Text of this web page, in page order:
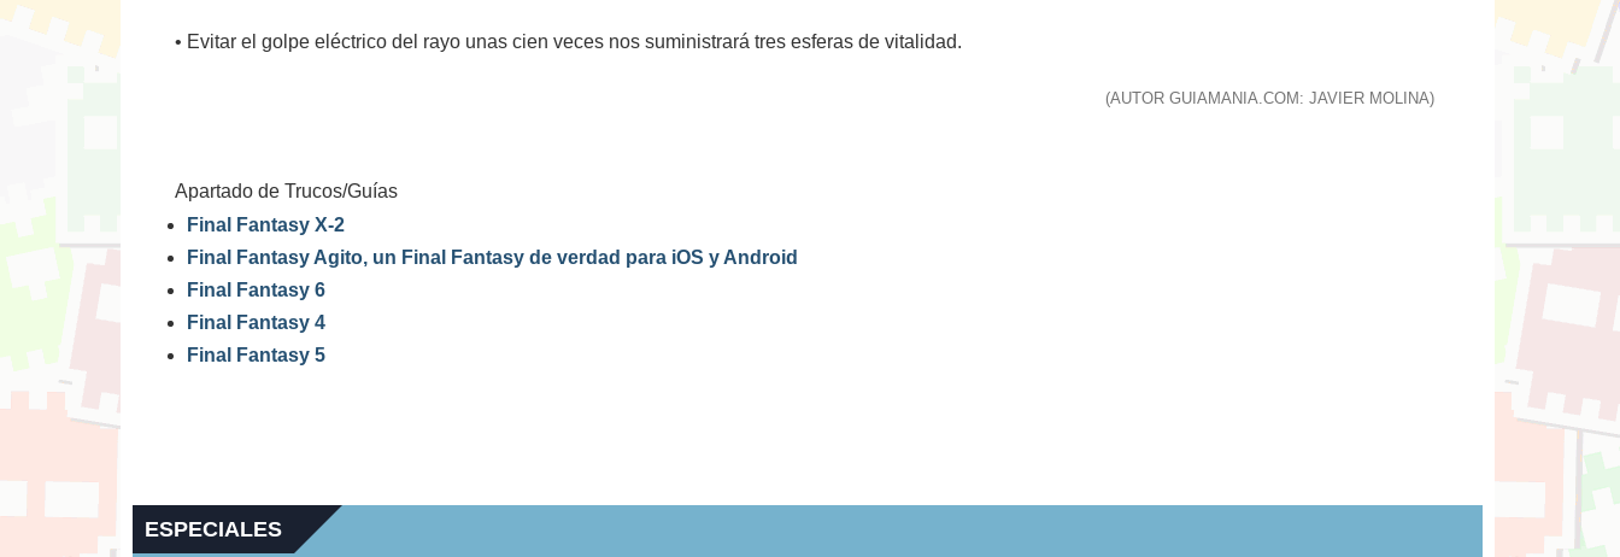
• Evitar el golpe eléctrico del rayo unas cien veces nos suministrará tres esferas de vitalidad.
(AUTOR GUIAMANIA.COM: JAVIER MOLINA)
Apartado de Trucos/Guías
Final Fantasy X-2
Final Fantasy Agito, un Final Fantasy de verdad para iOS y Android
Final Fantasy 6
Final Fantasy 4
Final Fantasy 5
ESPECIALES